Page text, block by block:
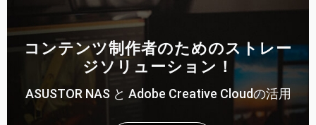
コンテンツ制作者のためのストレー
ジソリューション！
ASUSTOR NAS と Adobe Creative Cloudの活用